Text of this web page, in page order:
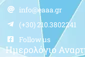
info@eaaa.gr
(+30) 210.3802241
Follow us
Ημερολόγιο